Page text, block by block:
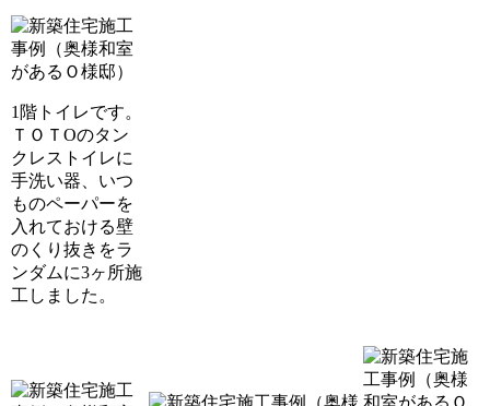
1階トイレです。
ＴＯＴOのタン
クレストイレに
手洗い器、いつ
ものペーパーを
入れておける壁
のくり抜きをラ
ンダムに3ヶ所施
工しました。